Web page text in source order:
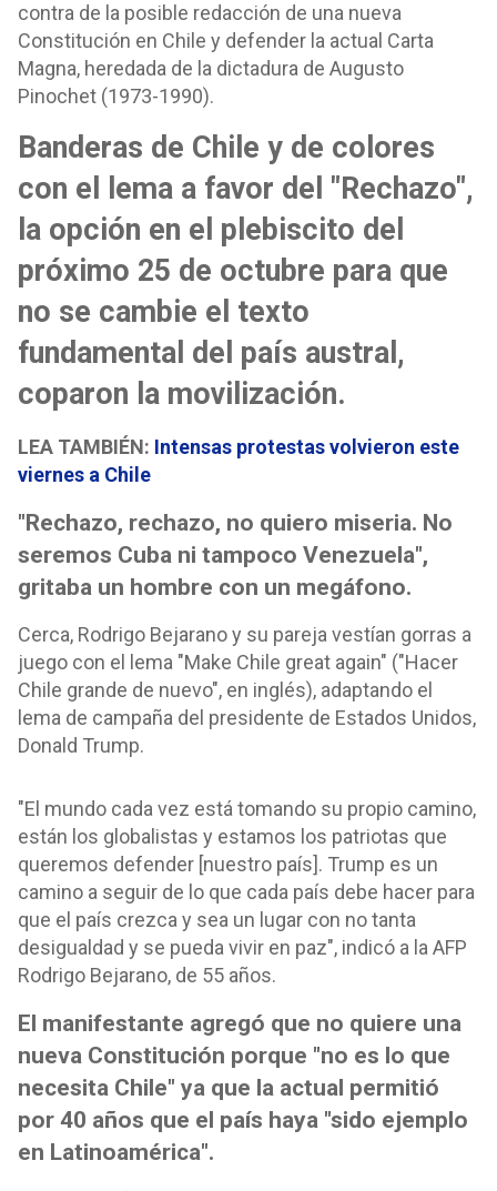
contra de la posible redacción de una nueva
Constitución en Chile y defender la actual Carta
Magna, heredada de la dictadura de Augusto
Pinochet (1973-1990).
Banderas de Chile y de colores
con el lema a favor del "Rechazo",
la opción en el plebiscito del
próximo 25 de octubre para que
no se cambie el texto
fundamental del país austral,
coparon la movilización.
LEA TAMBIÉN: Intensas protestas volvieron este
viernes a Chile
"Rechazo, rechazo, no quiero miseria. No
seremos Cuba ni tampoco Venezuela",
gritaba un hombre con un megáfono.
Cerca, Rodrigo Bejarano y su pareja vestían gorras a
juego con el lema "Make Chile great again" ("Hacer
Chile grande de nuevo", en inglés), adaptando el
lema de campaña del presidente de Estados Unidos,
Donald Trump.
"El mundo cada vez está tomando su propio camino,
están los globalistas y estamos los patriotas que
queremos defender [nuestro país]. Trump es un
camino a seguir de lo que cada país debe hacer para
que el país crezca y sea un lugar con no tanta
desigualdad y se pueda vivir en paz", indicó a la AFP
Rodrigo Bejarano, de 55 años.
El manifestante agregó que no quiere una
nueva Constitución porque "no es lo que
necesita Chile" ya que la actual permitió
por 40 años que el país haya "sido ejemplo
en Latinoamérica".